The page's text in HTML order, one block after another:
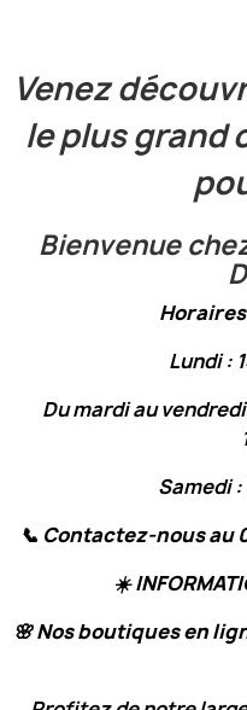
Venez
le plus grand
Bienvenue
Lundi :
Du mardi au
Samedi :
📞 Contactez-nous au
☀️
🌸Nos boutiques en